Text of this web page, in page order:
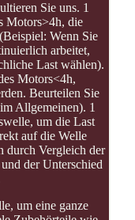
Sie uns. 1
Motors>4h, die
Wenn Sie
arbeitet,
Last wählen).
Motors<4h,
Beurteilen Sie
Allgemeinen). 1
um die Last
auf die Welle
durch Vergleich der
der Unterschied
um eine ganze